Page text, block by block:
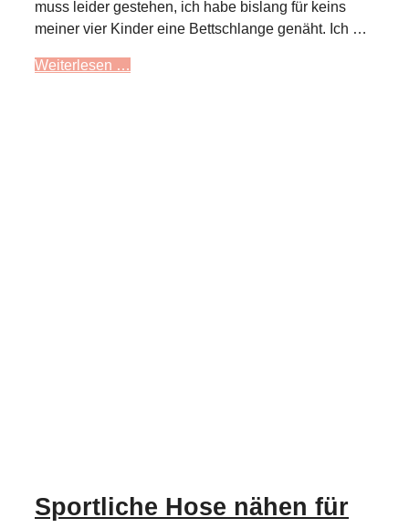
muss leider gestehen, ich habe bislang für keins
meiner vier Kinder eine Bettschlange genäht. Ich …
Weiterlesen …
Sportliche Hose nähen für